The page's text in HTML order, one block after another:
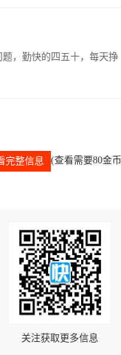
，勤快的四五十，每天挣
完整信息 (查看需要80金
关注获取更多信息